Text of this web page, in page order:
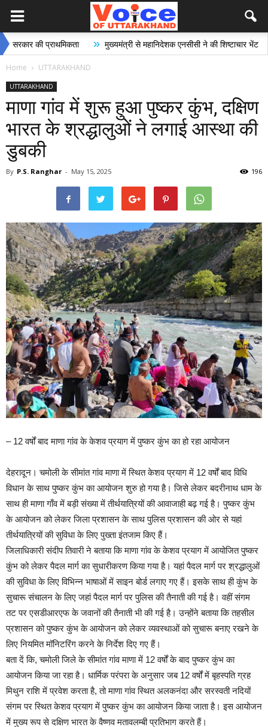
प्राथमिकता » मुख्यमंत्री से महानिदेशक एनसीसी ने की शिष्टाचार भेंट » भारी
Home UTTARAKHAND
UTTARAKHAND
माणा गांव में शुरू हुआ पुष्कर कुंभ, दक्षिण
भारत के श्रद्धालुओं ने लगाई आस्था की
डुबकी
By P.S. Ranghar - May 15, 2025 196
– 12 वर्षों बाद माणा गांव के केशव प्रयाग में पुष्कर कुंभ का हो रहा आयोजन
देहरादून। चमोली के सीमांत गांव माणा में स्थित केशव प्रयाग में 12 वर्षों बाद विधि
विधान के साथ पुष्कर कुंभ का आयोजन शुरु हो गया है। जिसे लेकर बदरीनाथ धाम के
साथ ही माणा गाँव में बड़ी संख्या में तीर्थयात्रियों की आवाजाही बढ़ गई है। पुष्कर कुंभ
के आयोजन को लेकर जिला प्रशासन के साथ पुलिस प्रशासन की ओर से यहां
तीर्थयात्रियों की सुविधा के लिए पुख्ता इंतजाम किए हैं।
जिलाधिकारी संदीप तिवारी ने बताया कि माणा गांव के केशव प्रयाग में आयोजित पुष्कर
कुंभ को लेकर पैदल मार्ग का सुधारीकरण किया गया है। यहां पैदल मार्ग पर श्रद्धालुओं
की सुविधा के लिए विभिन्न भाषाओं में साइन बोर्ड लगाए गए हैं। इसके साथ ही कुंभ के
सुचारू संचालन के लिए जहां पैदल मार्ग पर पुलिस की तैनाती की गई है। वहीं संगम
तट पर एसडीआरएफ के जवानों की तैनाती भी की गई है। उन्होंने बताया कि तहसील
प्रशासन को पुष्कर कुंभ के आयोजन को लेकर व्यवस्थाओं को सुचारू बनाए रखने के
लिए नियमित मॉनिटरिंग करने के निर्देश दिए गए हैं।
बता दें कि, चमोली जिले के सीमांत गांव माणा में 12 वर्षों के बाद पुष्कर कुंभ का
आयोजन किया जा रहा है। धार्मिक परंपरा के अनुसार जब 12 वर्षों में बृहस्पति ग्रह
मिथुन राशि में प्रवेश करता है, तो माणा गांव स्थित अलकनंदा और सरस्वती नदियों
संगम पर स्थित केशव प्रयाग में पुष्कर कुंभ का आयोजन किया जाता है। इस आयोजन
में मुख्य रूप से दक्षिण भारत के वैष्णव मतावलम्बी प्रतिभाग करते हैं।